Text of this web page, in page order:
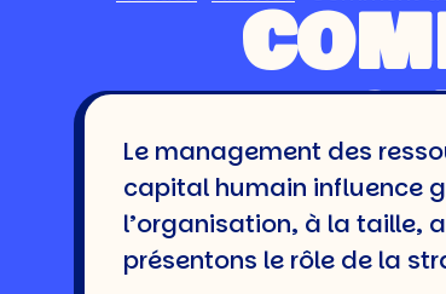
Le management des
capital humain influence
l’organisation, à la taille,
présentons le rôle de la